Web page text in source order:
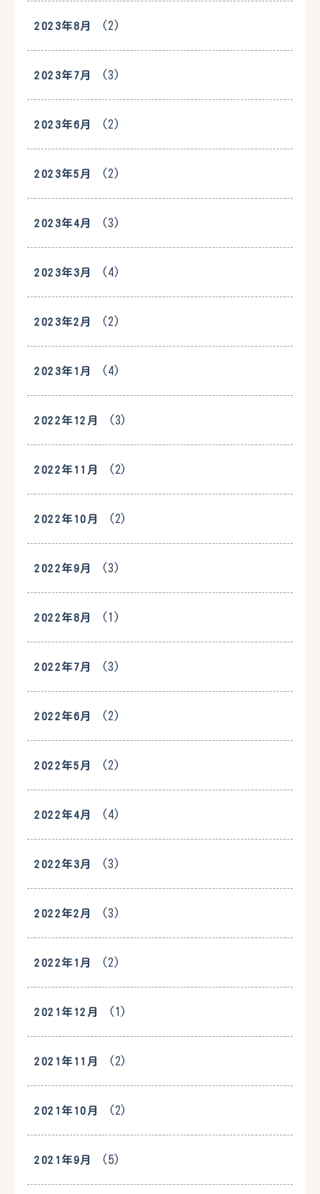
2023年8月 (2)
2023年7月 (3)
2023年6月 (2)
2023年5月 (2)
2023年4月 (3)
2023年3月 (4)
2023年2月 (2)
2023年1月 (4)
2022年12月 (3)
2022年11月 (2)
2022年10月 (2)
2022年9月 (3)
2022年8月 (1)
2022年7月 (3)
2022年6月 (2)
2022年5月 (2)
2022年4月 (4)
2022年3月 (3)
2022年2月 (3)
2022年1月 (2)
2021年12月 (1)
2021年11月 (2)
2021年10月 (2)
2021年9月 (5)